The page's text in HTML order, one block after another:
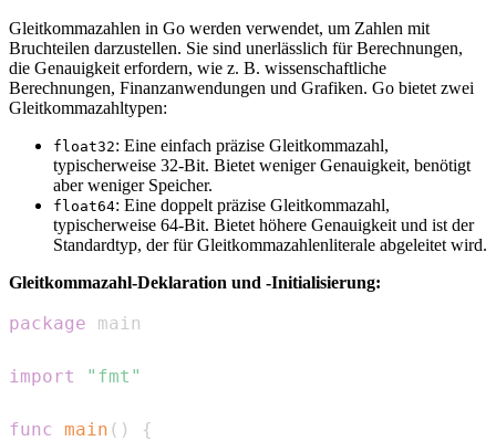
Gleitkommazahlen in Go werden verwendet, um Zahlen mit
Bruchteilen darzustellen. Sie sind unerlässlich für Berechnungen,
die Genauigkeit erfordern, wie z. B. wissenschaftliche
Berechnungen, Finanzanwendungen und Grafiken. Go bietet zwei
Gleitkommazahltypen:
float32: Eine einfach präzise Gleitkommazahl,
typischerweise 32-Bit. Bietet weniger Genauigkeit, benötigt
aber weniger Speicher.
float64: Eine doppelt präzise Gleitkommazahl,
typischerweise 64-Bit. Bietet höhere Genauigkeit und ist der
Standardtyp, der für Gleitkommazahlenliterale abgeleitet wird.
Gleitkommazahl-Deklaration und -Initialisierung:
package
import "fmt"
func main ( )
{